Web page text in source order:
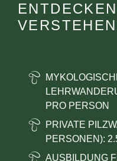
VERSTEHEN
PRO PERSON
PRIVATE
PERSONEN):
AUSBILDUNG